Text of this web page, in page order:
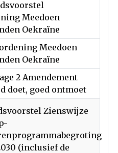
Meedoen
Oekraïne
Meedoen
Oekraïne
2 Amendement
doet, goed ontmoet
Zienswijze
(inclusief de